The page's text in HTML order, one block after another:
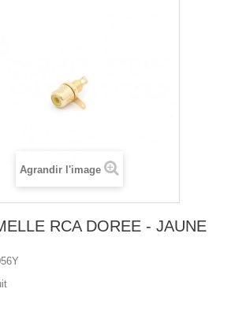
Agrandir l'image
RCA DOREE - JAUNE